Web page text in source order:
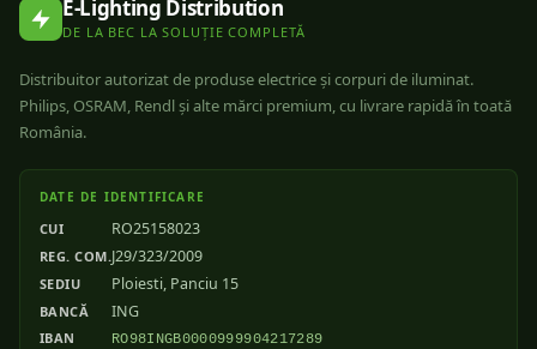
E-Lighting Distribution
DE LA BEC LA SOLUȚIE COMPLETĂ
Distribuitor autorizat de produse electrice și corpuri de iluminat.
Philips, OSRAM, Rendl și alte mărci premium, cu livrare rapidă în toată
România.
DATE DE IDENTIFICARE
CUI RO25158023
REG. COM.J29/323/2009
SEDIU Ploiesti, Panciu 15
BANCĂ ING
IBAN RO98INGB0000999904217289